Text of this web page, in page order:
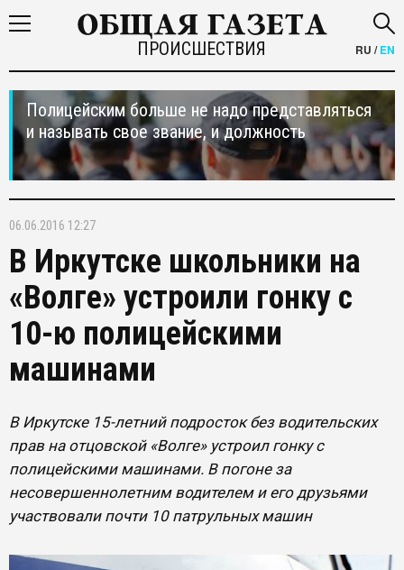
ПРОИСШЕСТВИЯ RU /EN
Полицейским больше не надо представляться
и называть свое звание, и должность
06.06.2016 12:27
В Иркутске школьники на
«Волге» устроили гонку с
10-ю полицейскими
машинами
В Иркутске 15-летний подросток без водительских
прав на отцовской «Волге» устроил гонку с
полицейскими машинами. В погоне за
несовершеннолетним водителем и его друзьями
участвовали почти 10 патрульных машин